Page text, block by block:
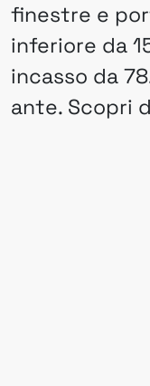
finestre e
inferiore da
incasso da
ante. Scopri